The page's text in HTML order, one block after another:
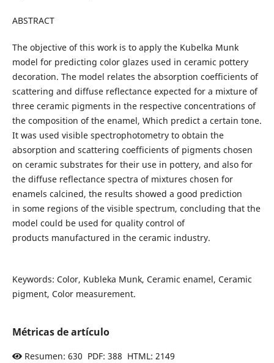
ABSTRACT
The objective of this work is to apply the Kubelka Munk
model for predicting color glazes used in ceramic pottery
decoration. The model relates the absorption coefficients of
scattering and diffuse reflectance expected for a mixture of
three ceramic pigments in the respective concentrations of
the composition of the enamel, Which predict a certain tone.
It was used visible spectrophotometry to obtain the
absorption and scattering coefficients of pigments chosen
on ceramic substrates for their use in pottery, and also for
the diffuse reflectance spectra of mixtures chosen for
enamels calcined, the results showed a good prediction
in some regions of the visible spectrum, concluding that the
model could be used for quality control of
products manufactured in the ceramic industry.
Keywords: Color, Kubleka Munk, Ceramic enamel, Ceramic
pigment, Color measurement.
Métricas de artículo
Resumen: 630 PDF: 388 HTML: 2149